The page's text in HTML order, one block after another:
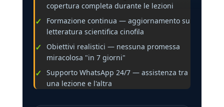
copertura completa durante le lezioni
Formazione continua — aggiornamento su
letteratura scientifica cinofila
Obiettivi realistici — nessuna promessa
miracolosa "in 7 giorni"
Supporto WhatsApp 24/7 — assistenza tra
una lezione e l'altra